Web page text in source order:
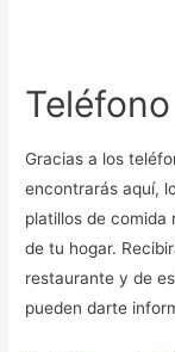
Gracias a los
encontrarás aquí,
platillos de comida
de tu hogar.
restaurante y de
pueden darte